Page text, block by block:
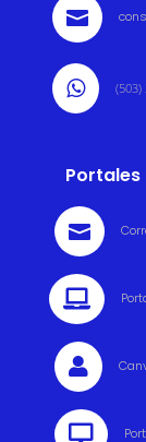

 (503)



